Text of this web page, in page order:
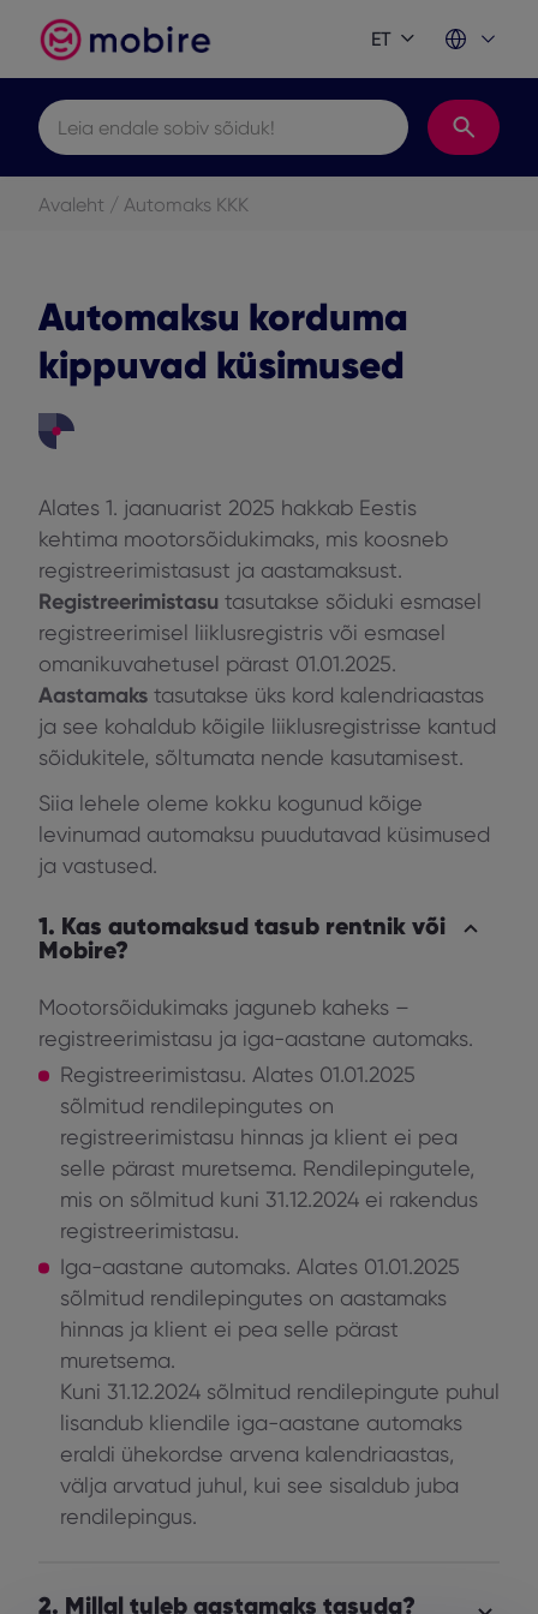
ET
Leia endale sobiv sõiduk!
Avaleht / Automaks KKK
Automaksu korduma
kippuvad küsimused
Alates 1. jaanuarist 2025 hakkab Eestis
kehtima mootorsõidukimaks, mis koosneb
registreerimistasust ja aastamaksust.
Registreerimistasu tasutakse sõiduki esmasel
registreerimisel liiklusregistris või esmasel
omanikuvahetusel pärast 01.01.2025.
Aastamaks tasutakse üks kord kalendriaastas
ja see kohaldub kõigile liiklusregistrisse kantud
sõidukitele, sõltumata nende kasutamisest.
Siia lehele oleme kokku kogunud kõige
levinumad automaksu puudutavad küsimused
ja vastused.
1. Kas automaksud tasub rentnik või
Mobire?
Mootorsõidukimaks jaguneb kaheks –
registreerimistasu ja iga-aastane automaks.
Registreerimistasu. Alates 01.01.2025
sõlmitud rendilepingutes on
registreerimistasu hinnas ja klient ei pea
selle pärast muretsema. Rendilepingutele,
mis on sõlmitud kuni 31.12.2024 ei rakendus
registreerimistasu.
Iga-aastane automaks. Alates 01.01.2025
sõlmitud rendilepingutes on aastamaks
hinnas ja klient ei pea selle pärast
muretsema.
Kuni 31.12.2024 sõlmitud rendilepingute puhul
lisandub kliendile iga-aastane automaks
eraldi ühekordse arvena kalendriaastas,
välja arvatud juhul, kui see sisaldub juba
rendilepingus.
2. Millal tuleb aastamaks tasuda?